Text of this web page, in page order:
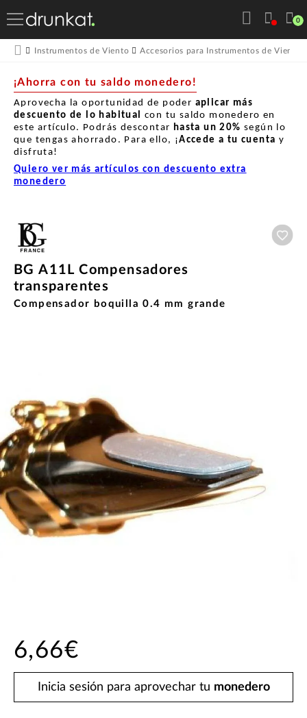
0
Instrumentos de Viento Accesorios para Instrumentos de Viento
¡Ahorra con tu saldo monedero!
Aprovecha la oportunidad de poder aplicar más
descuento de lo habitual con tu saldo monedero en
este artículo. Podrás descontar hasta un 20% según lo
que tengas ahorrado. Para ello, ¡Accede a tu cuenta y
disfruta!
Quiero ver más artículos con descuento extra
monedero
BG A11L Compensadores
transparentes
Compensador boquilla 0.4 mm grande
6,66€
Inicia sesión para aprovechar tu monedero